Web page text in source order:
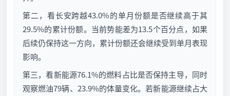
第二，看长安跨越43.0%的单月份额是否继续高于其
29.5%的累计份额。当前势能差为13.5个百分点，如果
后续仍保持这一方向，累计份额还会继续受到单月表现
影响。
第三，看新能源76.1%的燃料占比是否保持主导，同时
观察燃油79辆、23.9%的体量变化。若新能源继续占大